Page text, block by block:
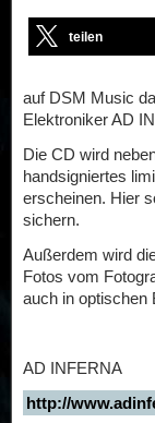
teilen
auf DSM Music
Elektroniker AD
Die CD wird
handsigniertes
erscheinen. Hier
sichern.
Außerdem wird
Fotos vom
auch in optischen
AD INFERNA
http://